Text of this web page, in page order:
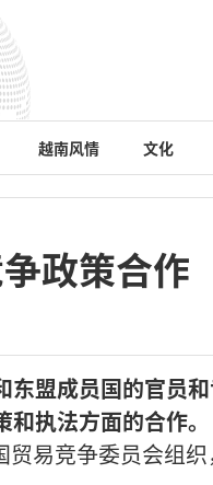
越南风情 文化
政策合作
东盟成员国的官员
执法方面的合作。
易竞争委员会组